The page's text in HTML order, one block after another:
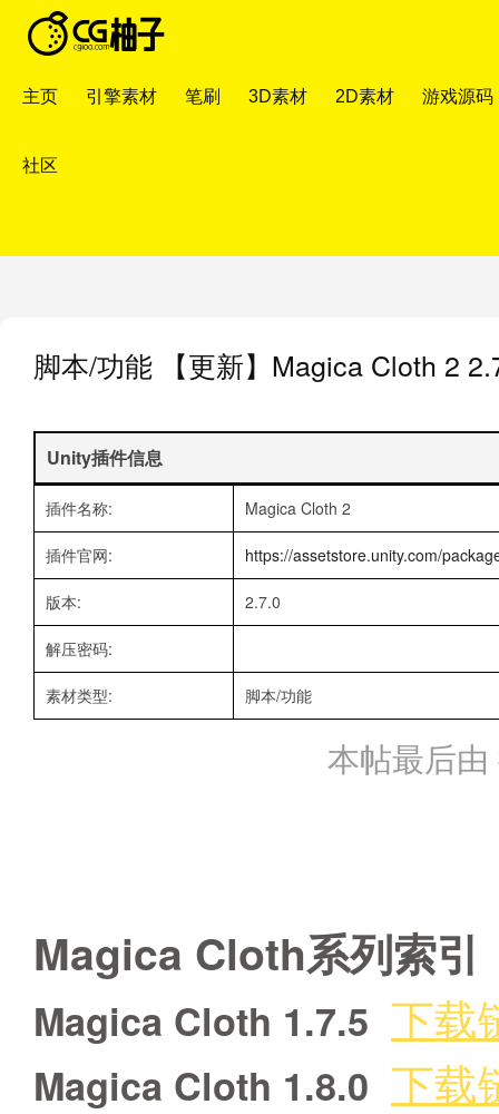
主页 引擎素材 笔刷 3D素材 2D素材 游戏源码
社区
脚本/功能 【更新】Magica Cloth 2
Unity插件信息
插件名称: Magica Cloth 2
插件官网: https://assetstore.unity.com/
版本: 2.7.0
解压密码:
素材类型: 脚本/功能
本帖最后
Magica Cloth系列索引
Magica Cloth 1.7.5 下载
Magica Cloth 1.8.0 下载